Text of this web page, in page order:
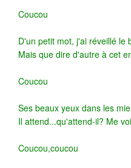
Coucou
D'un petit mot, j'ai réveillé le
Mais que dire d'autre à cet
Coucou
Ses beaux yeux dans les
Il attend...qu'attend-il? Me
Coucou,coucou